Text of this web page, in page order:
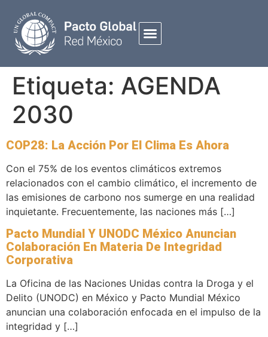
Etiqueta: AGENDA
2030
COP28: La Acción Por El Clima Es Ahora
Con el 75% de los eventos climáticos extremos
relacionados con el cambio climático, el incremento de
las emisiones de carbono nos sumerge en una realidad
inquietante. Frecuentemente, las naciones más […]
Pacto Mundial Y UNODC México Anuncian
Colaboración En Materia De Integridad
Corporativa
La Oficina de las Naciones Unidas contra la Droga y el
Delito (UNODC) en México y Pacto Mundial México
anuncian una colaboración enfocada en el impulso de la
integridad y […]